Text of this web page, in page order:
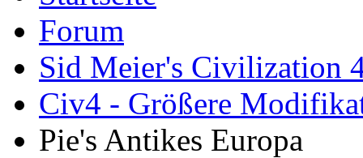
Forum
Sid Meier's Civilization
Civ4 - Größere
Pie's Antikes Europa